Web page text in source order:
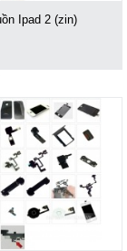
Ipad 2 (zin)